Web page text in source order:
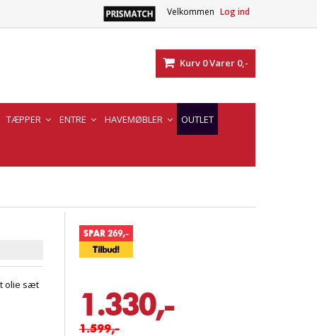
Velkommen Log ind
Kurv 0Varer 0,-
TÆPPER ENTRE HAVEMØBLER OUTLET
olie sæt
SPAR 269,-
Tilbud!
1.330,-
1.599,-